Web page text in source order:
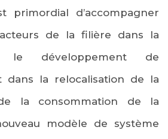
primordial d’accompagner
acteurs de la filière dans la
le développement de
dans la relocalisation de la
la consommation de la
modèle de système